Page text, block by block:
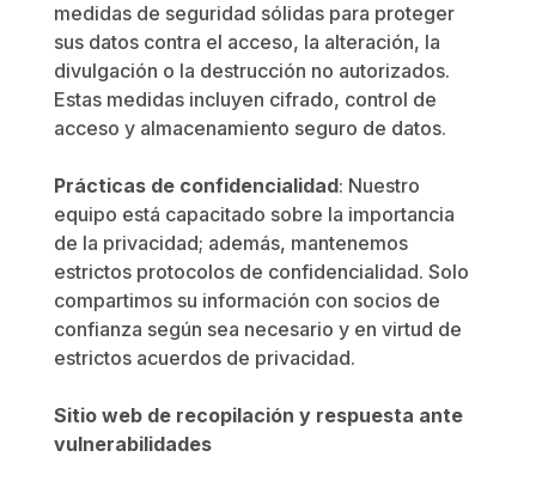
medidas de seguridad sólidas para proteger
sus datos contra el acceso, la alteración, la
divulgación o la destrucción no autorizados.
Estas medidas incluyen cifrado, control de
acceso y almacenamiento seguro de datos.
Prácticas de confidencialidad: Nuestro
equipo está capacitado sobre la importancia
de la privacidad; además, mantenemos
estrictos protocolos de confidencialidad. Solo
compartimos su información con socios de
confianza según sea necesario y en virtud de
estrictos acuerdos de privacidad.
Sitio web de recopilación y respuesta ante
vulnerabilidades